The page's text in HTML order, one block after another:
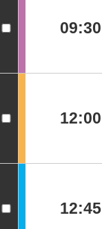
09:30
12:00
12:45